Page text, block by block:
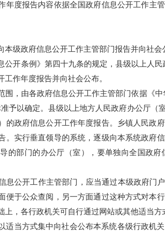
年度报告内容依据全国政府信息公开工作主
本级政府信息公开工作主管部门报告并向社会
公开条例》第四十九条的规定，县级以上人
作年度报告并向社会公布。
围，由各政府信息公开工作主管部门依据《
予以确定。县级以上地方人民政府办公厅（
的政府信息公开工作年度报告。乡镇人民政
。实行垂直领导的系统，逐级向本系统政府
的部门的办公厅（室），要单独向全国政
息公开工作主管部门，应当通过本级政府门
便于公众查阅，另一方面通过这种方式对本
，各行政机关可自行通过网站或其他适当
适当方式集中向社会公布本系统各级行政机